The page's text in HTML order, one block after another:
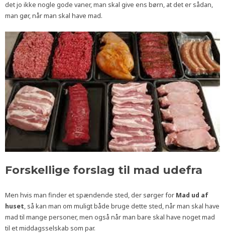
det jo ikke nogle gode vaner, man skal give ens børn, at det er sådan,
man gør, når man skal have mad.
Forskellige forslag til mad udefra
Men hvis man finder et spændende sted, der sørger for Mad ud af
huset, så kan man om muligt både bruge dette sted, når man skal have
mad til mange personer, men også når man bare skal have noget mad
til et middagsselskab som par.